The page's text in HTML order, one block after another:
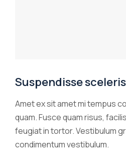
Suspendisse
Amet ex sit amet mi tempus
quam. Fusce quam risus,
feugiat in tortor. Vestibulum
condimentum vestibulum.